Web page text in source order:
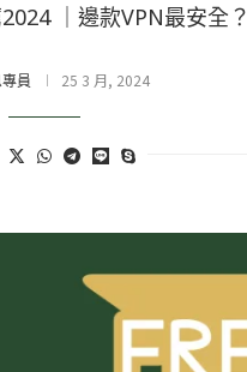
｜邊款VPN最安全？
員 25 3 月, 2024